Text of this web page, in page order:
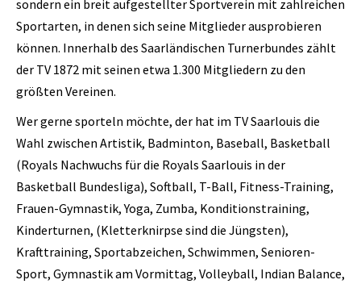
sondern ein breit aufgestellter Sportverein mit zahlreichen
Sportarten, in denen sich seine Mitglieder ausprobieren
können. Innerhalb des Saarländischen Turnerbundes zählt
der TV 1872 mit seinen etwa 1.300 Mitgliedern zu den
größten Vereinen.
Wer gerne sporteln möchte, der hat im TV Saarlouis die
Wahl zwischen Artistik, Badminton, Baseball, Basketball
(Royals Nachwuchs für die Royals Saarlouis in der
Basketball Bundesliga), Softball, T-Ball, Fitness-Training,
Frauen-Gymnastik, Yoga, Zumba, Konditionstraining,
Kinderturnen, (Kletterknirpse sind die Jüngsten),
Krafttraining, Sportabzeichen, Schwimmen, Senioren-
Sport, Gymnastik am Vormittag, Volleyball, Indian Balance,